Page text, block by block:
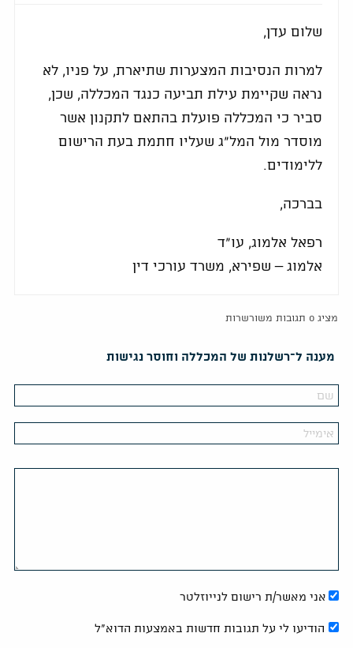
שלום עדן,
למרות הנסיבות המצערות שתיארת, על פניו, לא
נראה שקיימת עילת תביעה כנגד המכללה, שכן,
סביר כי המכללה פועלת בהתאם לתקנון אשר
מוסדר מול המל"ג שעליו חתמת בעת הרישום
ללימודים.
בברכה,
רפאל אלמוג, עו"ד
אלמוג – שפירא, משרד עורכי דין
מציג 0 תגובות משורשרות
מענה ל־רשלנות של המכללה וחוסר נגישות
אני מאשר/ת רישום לנייוזלטר
הודיעו לי על תגובות חדשות באמצעות הדוא"ל